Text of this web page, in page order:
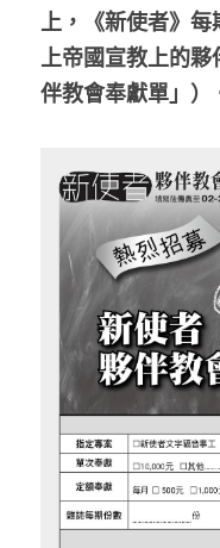
上，《新使者》
上帝國宣教上的
伴教會奉獻單」）